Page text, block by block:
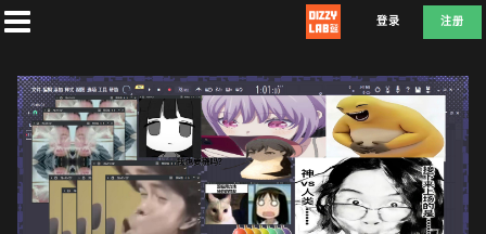
登录 注册
首
页